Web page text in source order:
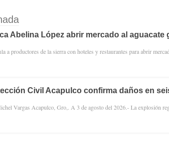
Abelina López abrir mercado al
a productores de la sierra con hoteles y restaurantes para abrir
Civil Acapulco confirma daños en
Vargas Acapulco, Gro,. A 3 de agosto del 2026.- La explosión